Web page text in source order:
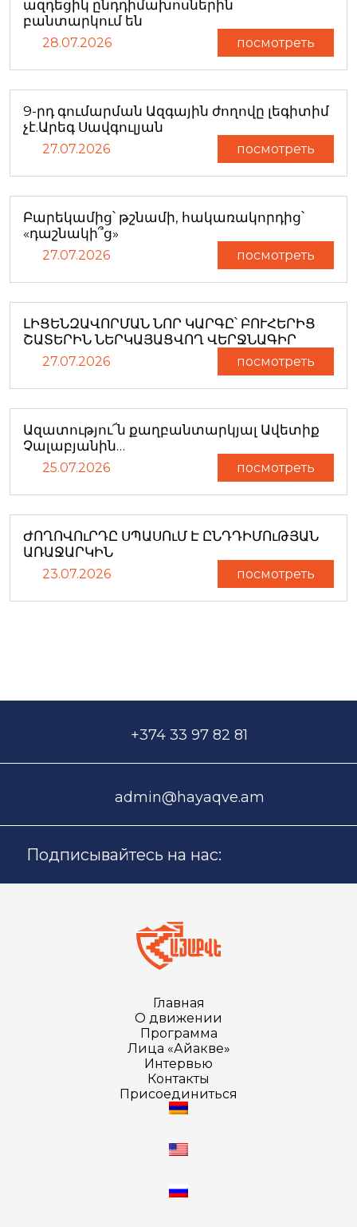
ազդեցիկ ընդդիմախոսներին
բանտարկում են
28.07.2026 посмотреть
9-րդ գումարման Ազգային ժողովը լեգիտիմ
չէ.Արեգ Սավգուլյան
27.07.2026 посмотреть
Բարեկամից՝ թշնամի, հակառակորդից՝
«դաշնակի՞ց»
27.07.2026 посмотреть
ԼԻՑԵՆԶԱՎՈՐՄԱՆ ՆՈՐ ԿԱՐԳԸ՝ ԲՈՒՀԵՐԻՑ
ՇԱՏԵՐԻՆ ՆԵՐԿԱՅԱՑՎՈՂ ՎԵՐՋՆԱԳԻՐ
27.07.2026 посмотреть
Ազատությու՜ն քաղբանտարկյալ Ավետիք
Չալաբյանին…
25.07.2026 посмотреть
ԺՈՂՈՎՈւՐԴԸ ՍՊԱՍՈւՄ Է ԸՆԴԴԻՄՈւԹՅԱՆ
ԱՌԱՋԱՐԿԻՆ
23.07.2026 посмотреть
+374 33 97 82 81
admin@hayaqve.am
Подписывайтесь на нас:
Главная
О движении
Программа
Лица «Айакве»
Интервью
Контакты
Присоединиться